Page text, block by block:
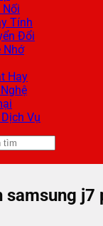
Nối
Tính
Đổi
Nhớ
Hay
Vụ
samsung j7